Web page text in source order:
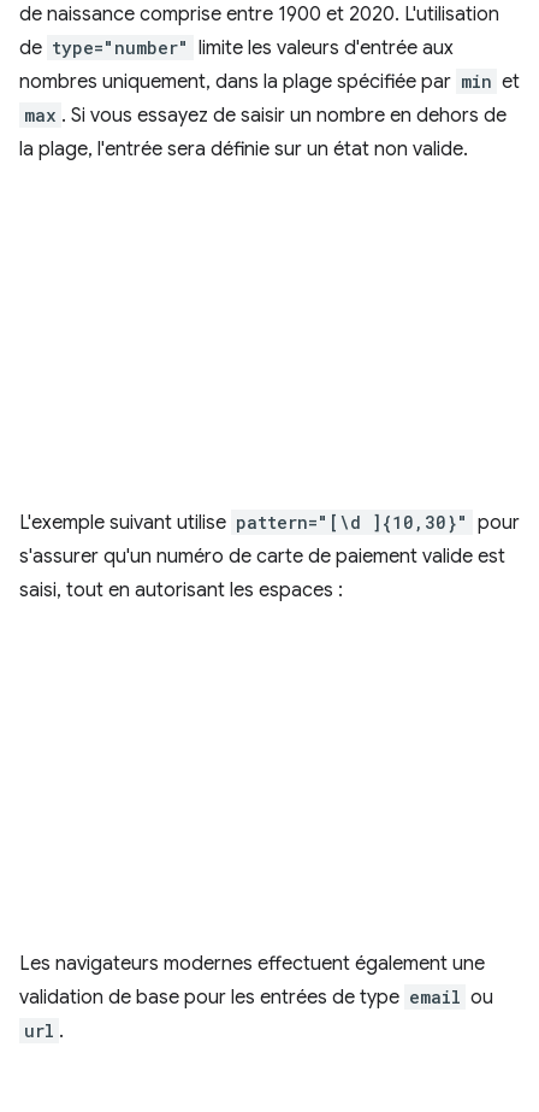
de naissance comprise entre 1900 et 2020. L'utilisation
de type="number" limite les valeurs d'entrée aux
nombres uniquement, dans la plage spécifiée par min et
max . Si vous essayez de saisir un nombre en dehors de
la plage, l'entrée sera définie sur un état non valide.
L'exemple suivant utilise pattern="[\d ]{10,30}" pour
s'assurer qu'un numéro de carte de paiement valide est
saisi, tout en autorisant les espaces :
Les navigateurs modernes effectuent également une
validation de base pour les entrées de type email ou
url .